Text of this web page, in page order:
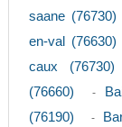
saane (76730)
en-val (76630)
caux (76730)
(76660)
-
(76190)
-